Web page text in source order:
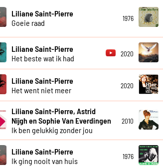
Liliane Saint-Pierre
Goeie raad
1976
Liliane Saint-Pierre
Het beste wat ik had
2020
Liliane Saint-Pierre
Het went niet meer
2020
Liliane Saint-Pierre, Astrid
Nijgh en Sophie Van Everdingen
Ik ben gelukkig zonder jou
2010
Liliane Saint-Pierre
Ik ging nooit van huis
1976